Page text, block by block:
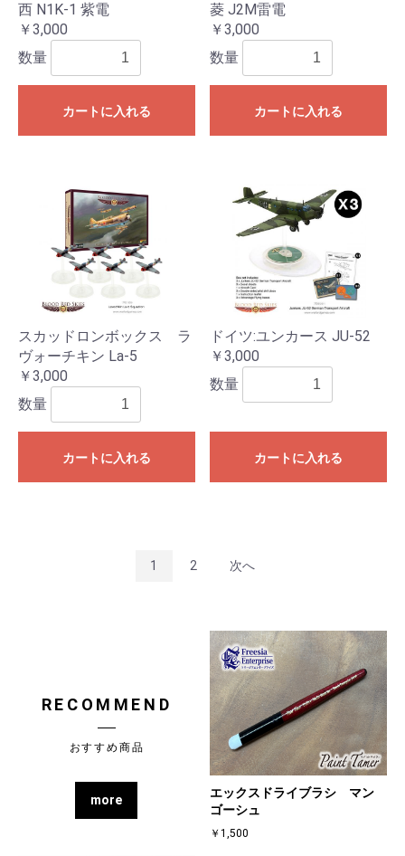
西 N1K-1 紫電
￥3,000
数量
カートに入れる
菱 J2M雷電
￥3,000
数量
カートに入れる
スカッドロンボックス ラ
ヴォーチキン La-5
￥3,000
数量
カートに入れる
ドイツ:ユンカース JU-52
￥3,000
数量
カートに入れる
1 2 次へ
RECOMMEND
おすすめ商品
more
エックスドライブラシ マン
ゴーシュ
￥1,500